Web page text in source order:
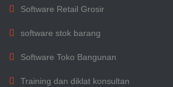
Software Retail Grosir
software stok barang
Software Toko Bangunan
Training dan diklat konsultan